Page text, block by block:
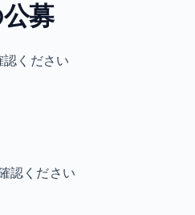
募
認ください
認ください